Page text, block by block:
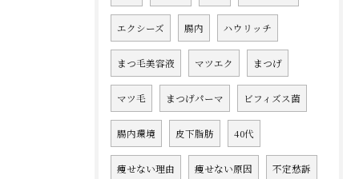
エクシーズ 腸内 ハウリッチ
まつ毛美容液 マツエク まつげ
マツ毛 まつげパーマ ビフィズス菌
腸内環境 皮下脂肪 40代
痩せない理由 痩せない原因 不定愁訴